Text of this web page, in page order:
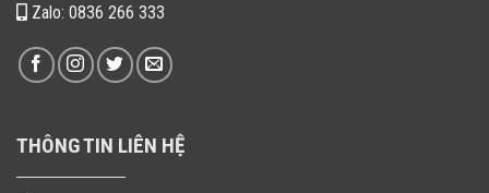
Zalo: 0836 266 333
THÔNG TIN LIÊN HỆ